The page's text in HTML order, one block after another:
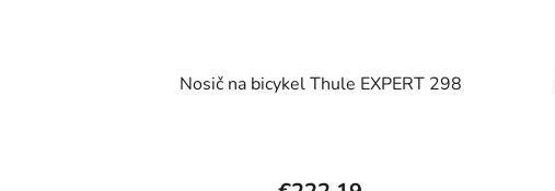
Nosič na bicykel Thule EXPERT 298